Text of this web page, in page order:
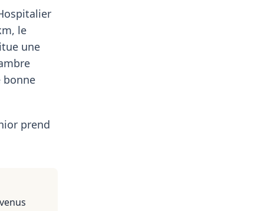
le
une
bonne
prend